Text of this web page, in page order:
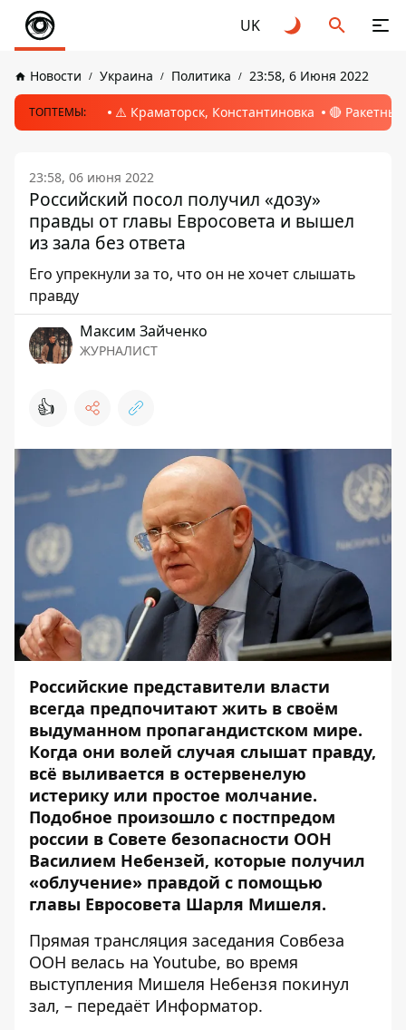
UK
Новости Украина Политика 23:58, 6 Июня 2022
ТОПТЕМЫ: ⚠️ Краматорск, Константиновка 🔴
23:58, 06 июня 2022
Российский посол получил «дозу»
правды от главы Евросовета и вышел
из зала без ответа
Его упрекнули за то, что он не хочет слышать
правду
Максим Зайченко
ЖУРНАЛИСТ
👍
Российские представители власти
всегда предпочитают жить в своём
выдуманном пропагандистском мире.
Когда они волей случая слышат правду,
всё выливается в остервенелую
истерику или простое молчание.
Подобное произошло с постпредом
россии в Совете безопасности ООН
Василием Небензей, которые получил
«облучение» правдой с помощью
главы Евросовета Шарля Мишеля.
Прямая трансляция заседания Совбеза
ООН велась на Youtube, во время
выступления Мишеля Небензя покинул
зал, – передаёт Информатор.